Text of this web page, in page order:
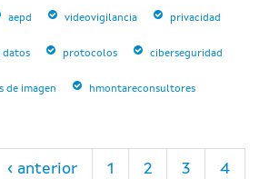
aepd videovigilancia privacidad
datos protocolos ciberseguridad
de imagen hmontareconsultores
‹ anterior 1 2 3 4